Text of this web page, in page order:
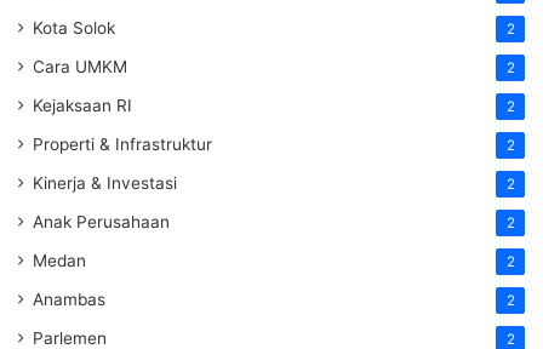
Kota Solok 2
Cara UMKM 2
Kejaksaan RI 2
Properti & Infrastruktur 2
Kinerja & Investasi 2
Anak Perusahaan 2
Medan 2
Anambas 2
Parlemen 2